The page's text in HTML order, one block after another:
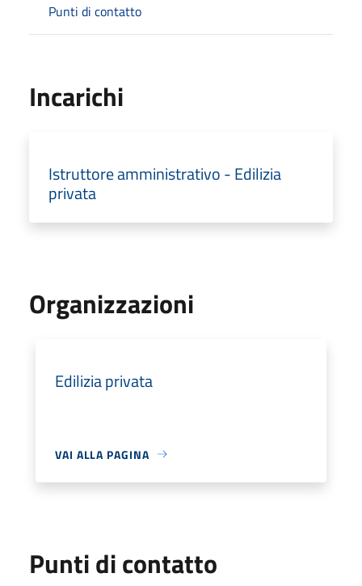
Punti di contatto
Incarichi
Istruttore amministrativo - Edilizia
privata
Organizzazioni
Edilizia privata
VAI ALLA PAGINA
Punti di contatto